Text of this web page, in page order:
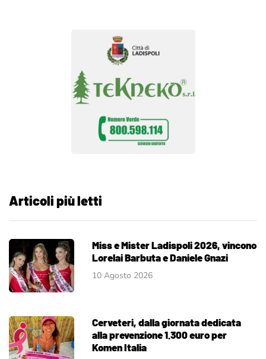
Articoli più letti
Miss e Mister Ladispoli 2026, vincono
Lorelai Barbuta e Daniele Gnazi
10 Agosto 2026
Cerveteri, dalla giornata dedicata
alla prevenzione 1.300 euro per
Komen Italia